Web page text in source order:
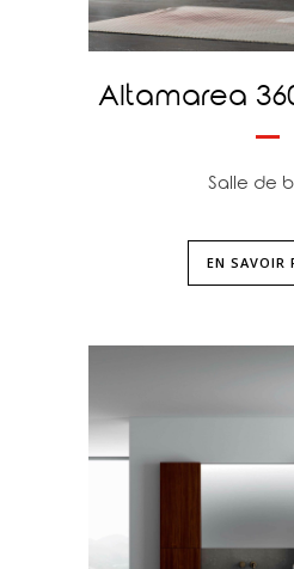
Altamarea
Salle de
EN SAVOIR